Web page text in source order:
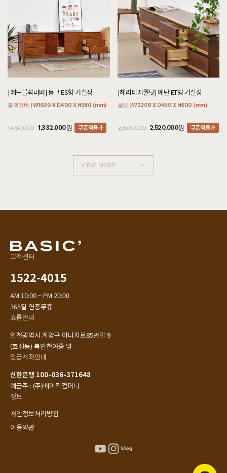
[레드블랙러버] 뭉크 ES형 거실장
블랙러버 | W1600 X D400 X H580 (mm)
1,480,000 1,332,000원 쿠폰적용가
[헤리티지월넛] 에단 ET형 거실장
월넛 | W2200 X D450 X H600 (mm)
2,800,000 2,520,000원 쿠폰적용가
VIEW MORE
고객센터
1522-4015
AM 10:00 ~ PM 20:00
365일 연중무휴
쇼룸안내
인천광역시 계양구 아나지로85번길 9
(효성동) 북인천여중 앞
입금계좌안내
신한은행 100-036-371648
예금주 : (주)베이직컴퍼니
정보
개인정보처리방침
이용약관